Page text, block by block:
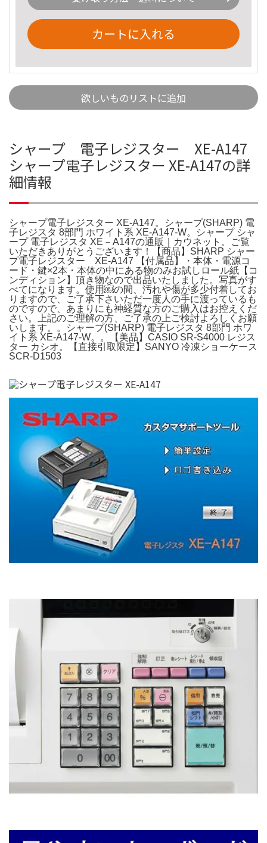
カートに入れる
欲しいものリストに追加
シャープ 電子レジスター XE-A147
シャープ電子レジスター XE-A147の詳
細情報
シャープ電子レジスター XE-A147。シャープ(SHARP) 電
子レジスタ 8部門 ホワイト系 XE-A147-W。シャープ シャ
ープ 電子レジスタ XE－A147の通販｜カウネット。ご覧
いただきありがとうございます！【商品】SHARP シャー
プ電子レジスター XE-A147 【付属品】・本体・電源コ
ード・鍵×2本・本体の中にある物のみお試しロール紙【コ
ンディション】頂き物なので出品いたしました。写真がす
べてになります。使用￼の間、汚れや傷が多少付着してお
りますので、ご了承下さいただ一度人の手に渡っているも
のですので、あまりにも神経質な方のご購入はお控えくだ
さい。上記のご理解の方、ご了承の上ご検討よろしくお願
いします。。シャープ(SHARP) 電子レジスタ 8部門 ホワ
イト系 XE-A147-W。。【美品】CASIO SR-S4000 レジス
ター カシオ。【直接引取限定】SANYO 冷凍ショーケース
SCR-D1503